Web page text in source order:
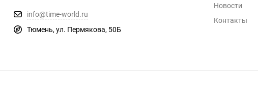
info@time-world.ru
Тюмень, ул. Пермякова, 50Б
Новости
Контакты